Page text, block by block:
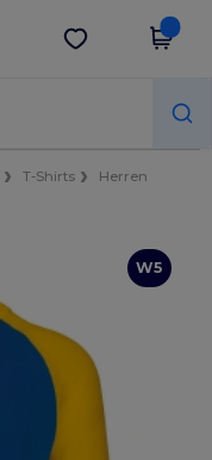
App holen
T-Shirts
Herren
W5